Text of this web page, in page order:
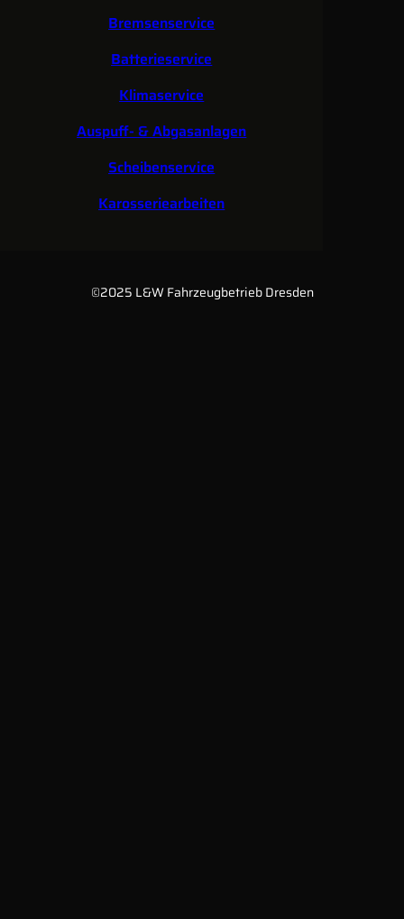
Bremsenservice
Batterieservice
Klimaservice
Auspuff- & Abgasanlagen
Scheibenservice
Karosseriearbeiten
©2025 L&W Fahrzeugbetrieb Dresden